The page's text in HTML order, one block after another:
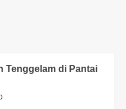
Tenggelam di Pantai